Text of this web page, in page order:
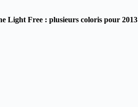
Light Free : plusieurs coloris pour 2013